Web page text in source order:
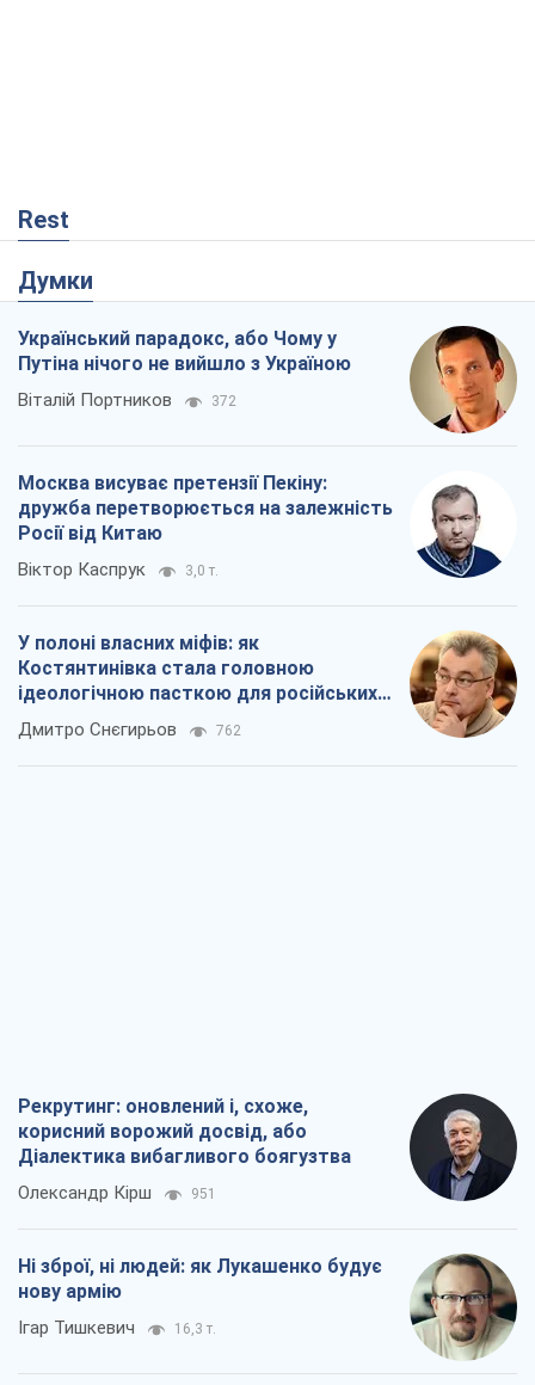
Rest
Думки
Український парадокс, або Чому у
Путіна нічого не вийшло з Україною
Віталій Портников 372
Москва висуває претензії Пекіну:
дружба перетворюється на залежність
Росії від Китаю
Віктор Каспрук 3,0 т.
У полоні власних міфів: як
Костянтинівка стала головною
ідеологічною пасткою для російських
окупантів
Дмитро Снєгирьов 762
Рекрутинг: оновлений і, схоже,
корисний ворожий досвід, або
Діалектика вибагливого боягузтва
Олександр Кірш 951
Ні зброї, ні людей: як Лукашенко будує
нову армію
Ігар Тишкевич 16,3 т.